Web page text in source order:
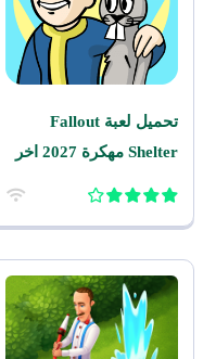
تحميل لعبة Fallout
Shelter مهكرة 2027 اخر